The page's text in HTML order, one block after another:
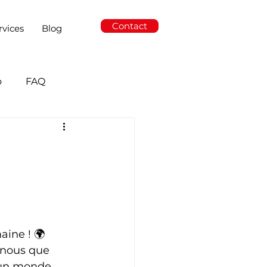
Blog Contact
FAQ
! 🌍
que